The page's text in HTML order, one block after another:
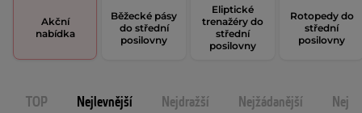
Akční
nabídka
Běžecké pásy
do střední
posilovny
Eliptické
trenažéry do
střední
posilovny
Rotopedy do
střední
posilovny
TOP Nejlevnější Nejdražší Nejžádanější